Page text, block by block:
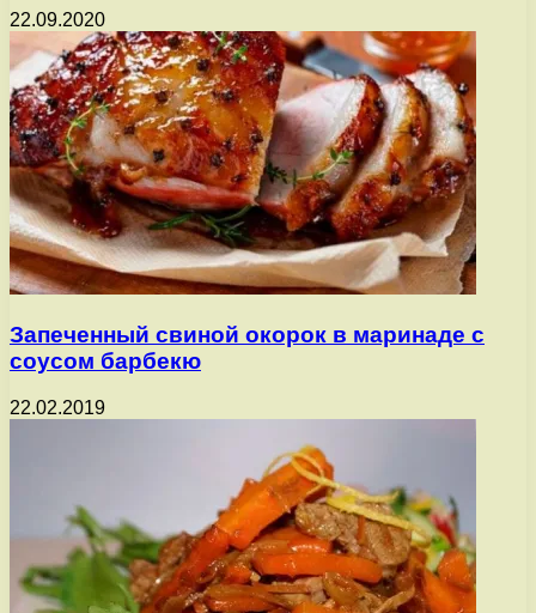
22.09.2020
Запеченный свиной окорок в маринаде с
соусом барбекю
22.02.2019